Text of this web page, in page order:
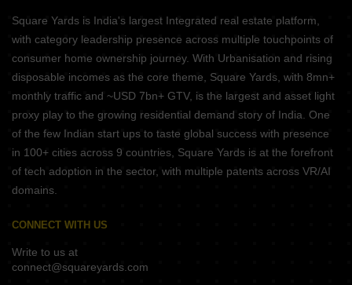
Square Yards is India's largest Integrated real estate platform,
with category leadership presence across multiple touchpoints of
consumer home ownership journey. With Urbanisation and rising
disposable incomes as the core theme, Square Yards, with 8mn+
monthly traffic and ~USD 7bn+ GTV, is the largest and asset light
proxy play to the growing residential demand story of India. One
of the few Indian start ups to taste global success with presence
in 100+ cities across 9 countries, Square Yards is at the forefront
of tech adoption in the sector, with multiple patents across VR/AI
domains.
CONNECT WITH US
Write to us at
connect@squareyards.com